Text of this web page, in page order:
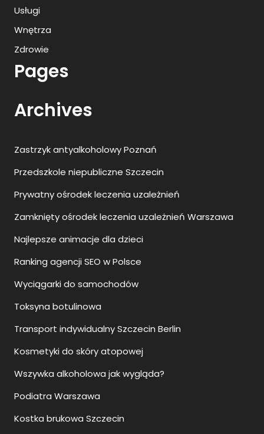
Usługi
Wnętrza
Zdrowie
Pages
Archives
Zastrzyk antyalkoholowy Poznań
Przedszkole niepubliczne Szczecin
Prywatny ośrodek leczenia uzależnień
Zamknięty ośrodek leczenia uzależnień Warszawa
Najlepsze animacje dla dzieci
Ranking agencji SEO w Polsce
Wyciągarki do samochodów
Toksyna botulinowa
Transport indywidualny Szczecin Berlin
Kosmetyki do skóry atopowej
Wszywka alkoholowa jak wygląda?
Podiatra Warszawa
Kostka brukowa Szczecin